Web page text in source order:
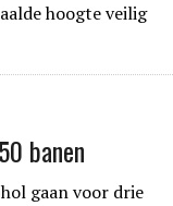
hoogte veilig
banen
gaan voor drie